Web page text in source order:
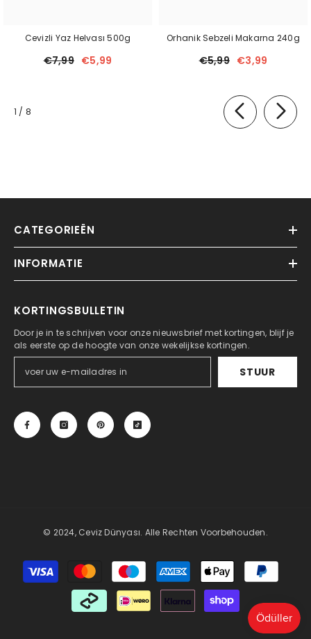
Cevizli Yaz Helvası 500g
€7,99 €5,99
Orhanik Sebzeli Makarna 240g
€5,99 €3,99
1 / van
8
CATEGORIEËN
INFORMATIE
KORTINGSBULLETIN
Door je in te schrijven voor onze nieuwsbrief met kortingen, blijf je
als eerste op de hoogte van onze wekelijkse kortingen.
STUUR
© 2024, Ceviz Dünyası. Alle Rechten Voorbehouden.
Betaalmethoden